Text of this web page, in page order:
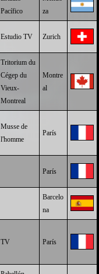
Pacífico
za
Estudio TV Zurich
Tritorium du
Cégep du
Vieux-
Montreal
Montre
al
Musse de
l'homme
París
París
Barcelo
na
TV París